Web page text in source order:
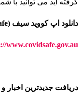
دانلود اپ کووید سیف (COVIDSafe)
www.covidsafe.gov.au/
دریافت جدیدترین